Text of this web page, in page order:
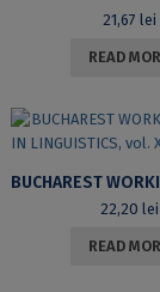
21,67 lei
READ
22,20 lei
READ